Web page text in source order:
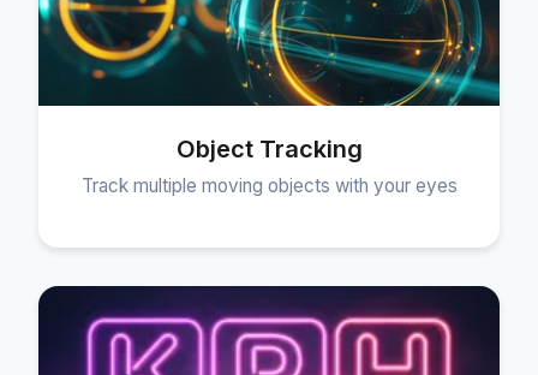
Object Tracking
Track multiple moving objects with your eyes